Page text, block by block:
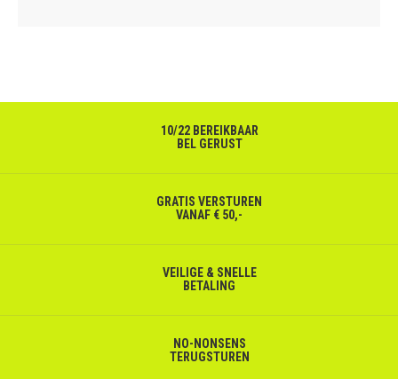
10/22 BEREIKBAAR
BEL GERUST
GRATIS VERSTUREN
VANAF € 50,-
VEILIGE & SNELLE
BETALING
NO-NONSENS
TERUGSTUREN